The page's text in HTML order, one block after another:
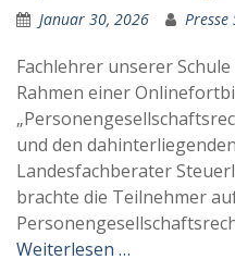
Januar 30, 2026 Presse
Fachlehrer unserer
Rahmen einer
und den
Landesfachberater
brachte die Teilnehmer
Weiterlesen …